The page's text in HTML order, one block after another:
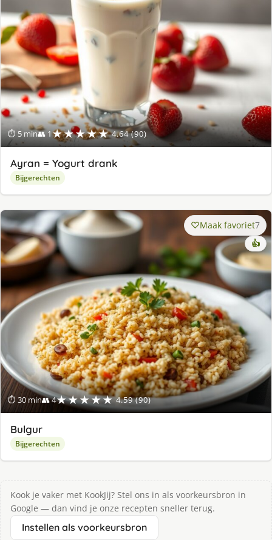
⏱ 5 min👥 1★★★★★ 4.64 (90)
Ayran = Yogurt drank
Bijgerechten
⏱ 30 min👥 4★★★★★ 4.59 (90)
Maak favoriet7
👍
Bulgur
Bijgerechten
Kook je vaker met KookJij? Stel ons in als voorkeursbron in
Google — dan vind je onze recepten sneller terug.
Instellen als voorkeursbron